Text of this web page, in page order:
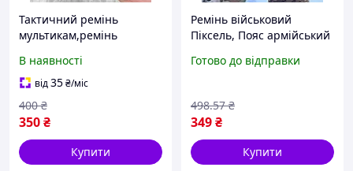
Тактичний ремінь
мультикам,ремінь
тактичний олива,ремінь
для військових
В наявності
від35₴/міс
350₴
400 ₴
Купити
Ремінь військовий
Піксель, Пояс армійський
Готово до відправки
349₴
498.57 ₴
Купити